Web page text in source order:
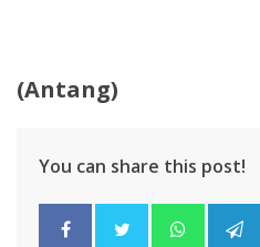
(Antang)
You can share this post!